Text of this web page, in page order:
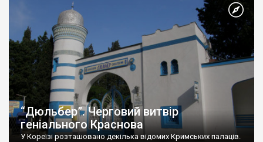
“Дюльбер”. Черговий витвір
геніального Краснова
У Кореїзі розташовано декілька відомих Кримських палаців.